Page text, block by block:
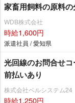
家畜用飼料の原料
WDB株式会社
時給1,600円
派遣社員 / 愛知県
光回線のお問合せ
前払いあり
株式会社ベルシステム24
時給1,250円